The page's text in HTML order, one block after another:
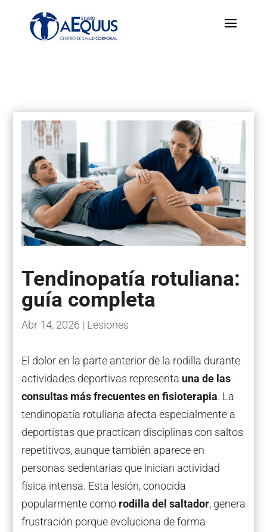
Tendinopatía rotuliana:
guía completa
Abr 14, 2026 | Lesiones
El dolor en la parte anterior de la rodilla durante
actividades deportivas representa una de las
consultas más frecuentes en fisioterapia. La
tendinopatía rotuliana afecta especialmente a
deportistas que practican disciplinas con saltos
repetitivos, aunque también aparece en
personas sedentarias que inician actividad
física intensa. Esta lesión, conocida
popularmente como rodilla del saltador, genera
frustración porque evoluciona de forma